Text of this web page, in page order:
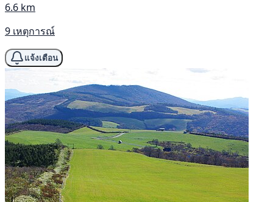
6.6 km
9 เหตุการณ์
แจ้งเตือน